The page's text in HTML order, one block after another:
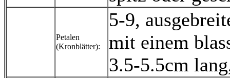
Petalen
(Kronblätter):
5-9,
mit einem
3.5-5.5cm